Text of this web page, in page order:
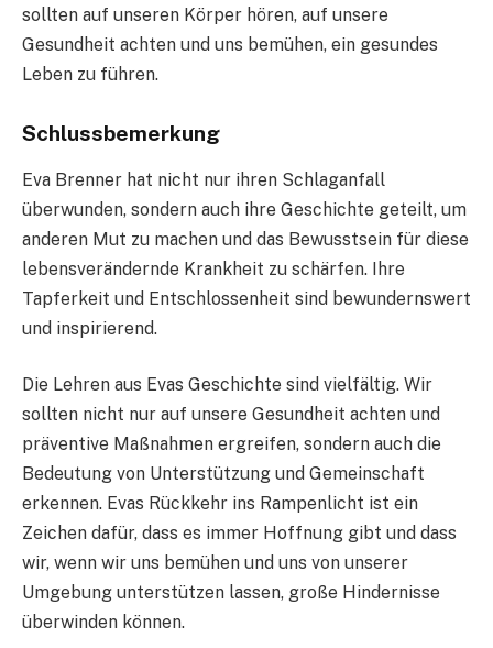
sollten auf unseren Körper hören, auf unsere
Gesundheit achten und uns bemühen, ein gesundes
Leben zu führen.
Schlussbemerkung
Eva Brenner hat nicht nur ihren Schlaganfall
überwunden, sondern auch ihre Geschichte geteilt, um
anderen Mut zu machen und das Bewusstsein für diese
lebensverändernde Krankheit zu schärfen. Ihre
Tapferkeit und Entschlossenheit sind bewundernswert
und inspirierend.
Die Lehren aus Evas Geschichte sind vielfältig. Wir
sollten nicht nur auf unsere Gesundheit achten und
präventive Maßnahmen ergreifen, sondern auch die
Bedeutung von Unterstützung und Gemeinschaft
erkennen. Evas Rückkehr ins Rampenlicht ist ein
Zeichen dafür, dass es immer Hoffnung gibt und dass
wir, wenn wir uns bemühen und uns von unserer
Umgebung unterstützen lassen, große Hindernisse
überwinden können.